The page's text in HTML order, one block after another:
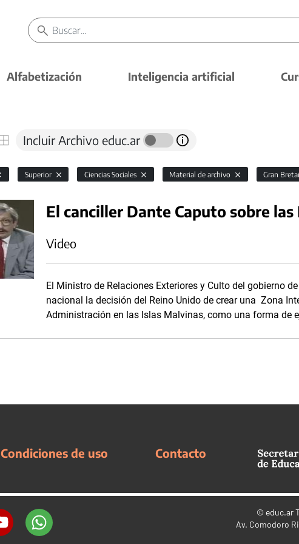
Alfabetización Inteligencia artificial
Incluir Archivo educ.ar
Superior Ciencias Sociales Material de archivo Gran
El canciller Dante Caputo sobre
Video
El Ministro de Relaciones Exteriores y Culto del gobierno
nacional la decisión del Reino Unido de crear una Zona
Administración en las Islas Malvinas, como una forma de
Condiciones de uso Contacto
© educ.ar
Av. Comodoro